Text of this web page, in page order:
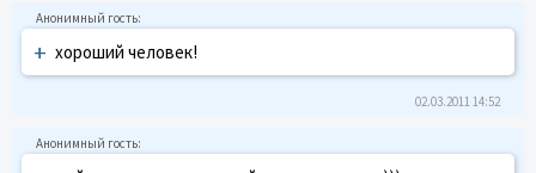
+ хороший человек!
02.03.2011 14:52